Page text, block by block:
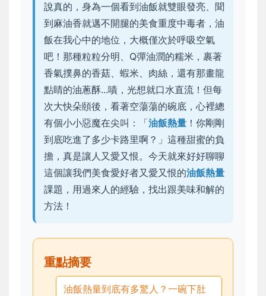
說真的，身為一個看到油飯就雙眼發亮、聞
到麻油香就邁不開腿的美食重度中毒者，油
飯在我心中的地位，大概僅次於呼吸空氣
吧！那種粒粒分明、Q彈油潤的糯米，裹著
香氣撲鼻的香菇、蝦米、肉絲，還有那畫龍
點睛的油蔥酥...嘖，光想就口水直流！但每
次大快朵頤後，看著空蕩蕩的碗底，心裡總
有個小小惡魔在尖叫：「油飯熱量 ！你剛剛
到底吃進了多少卡路里啊？」這種甜蜜的負
擔，真是讓人又愛又恨。今天就來好好聊聊
這個讓我們美食愛好者又愛又恨的油飯熱量
課題，用過來人的經驗，找出跟美味和解的
方法！
重點摘要
油飯熱量到底有多驚人？一碗下肚